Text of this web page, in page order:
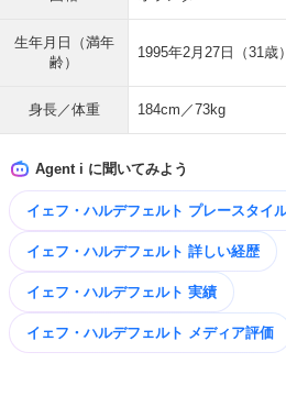
生年月日（満年
齢）
1995年2月27日（31歳）
身長／体重 184cm／73kg
Agent i に聞いてみよう
イェフ・ハルデフェルト プレースタイ
イェフ・ハルデフェルト 詳しい経歴
イェフ・ハルデフェルト 実績
イェフ・ハルデフェルト メディア評価